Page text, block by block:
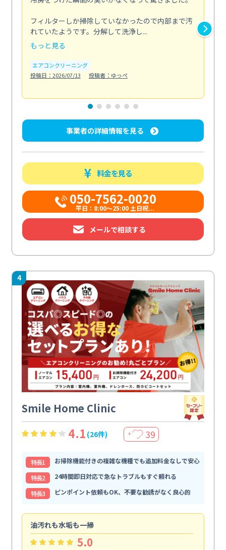
フィルターしか掃除していなかったので内部まで汚
れていたようです。分解して洗浄し...
もっと見る
エアコンクリーニング
投稿日：2026/07/13
投稿者：ゆっぺ
事業者の詳細情報を見る
料金を見る
050-7562-0020
平日：8:00〜25:00 土日祝...
メールで相談する
4
Smile Home Clinic
4.1 (26件) ＋ 39
特⻑1
お掃除機能付きの複雑な機種でも追加料金なしで安心
特⻑2
24時間即日対応で急なトラブルもすぐ頼れる
特⻑3
ピンポイント依頼もOK、不要な勧誘がなく良心的
油汚れも水垢も一掃
5.0